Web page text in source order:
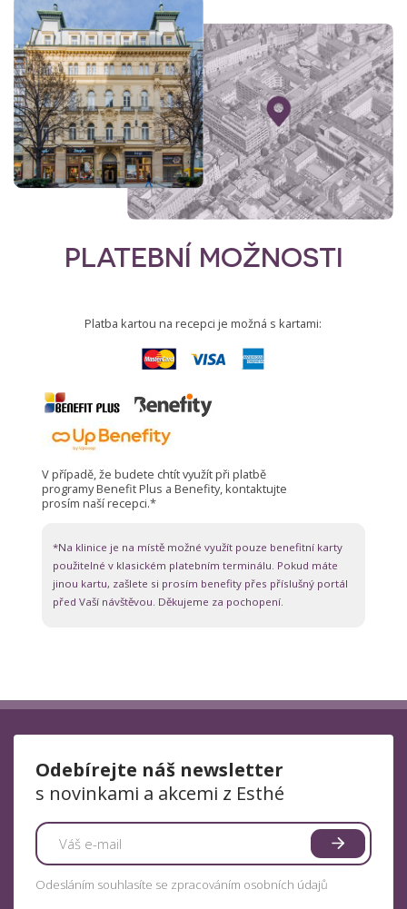
PLATEBNÍ MOŽNOSTI
Platba kartou na recepci je možná s kartami:
V případě, že budete chtít využít při platbě
programy Benefit Plus a Benefity, kontaktujte
prosím naší recepci.*
*Na klinice je na místě možné využít pouze benefitní karty
použitelné v klasickém platebním terminálu. Pokud máte
jinou kartu, zašlete si prosím benefity přes příslušný portál
před Vaší návštěvou. Děkujeme za pochopení.
Odebírejte náš newsletter
s novinkami a akcemi z Esthé
Odesláním souhlasíte se zpracováním osobních údajů